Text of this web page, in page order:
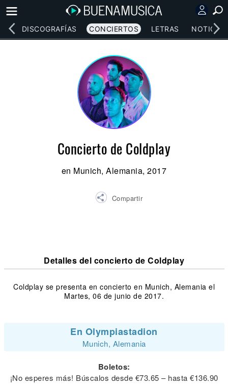
DISCOGRAFÍAS CONCIERTOS LETRAS NOTICIAS
Concierto de Coldplay
en Munich, Alemania, 2017
Compartir
Detalles del concierto de Coldplay
Coldplay se presenta en concierto en Munich, Alemania el
Martes, 06 de junio de 2017.
En Olympiastadion
Munich, Alemania
Boletos:
¡No esperes más! Búscalos desde €73.65 – hasta €136.90